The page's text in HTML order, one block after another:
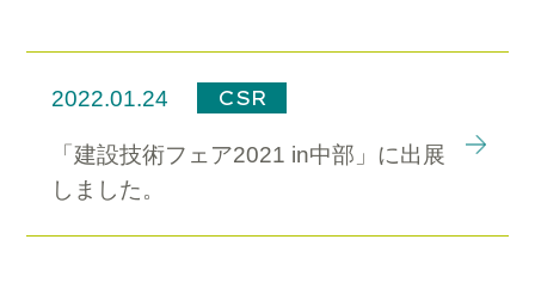
2022.01.24 CSR
「建設技術フェア2021 in中部」に出展
しました。